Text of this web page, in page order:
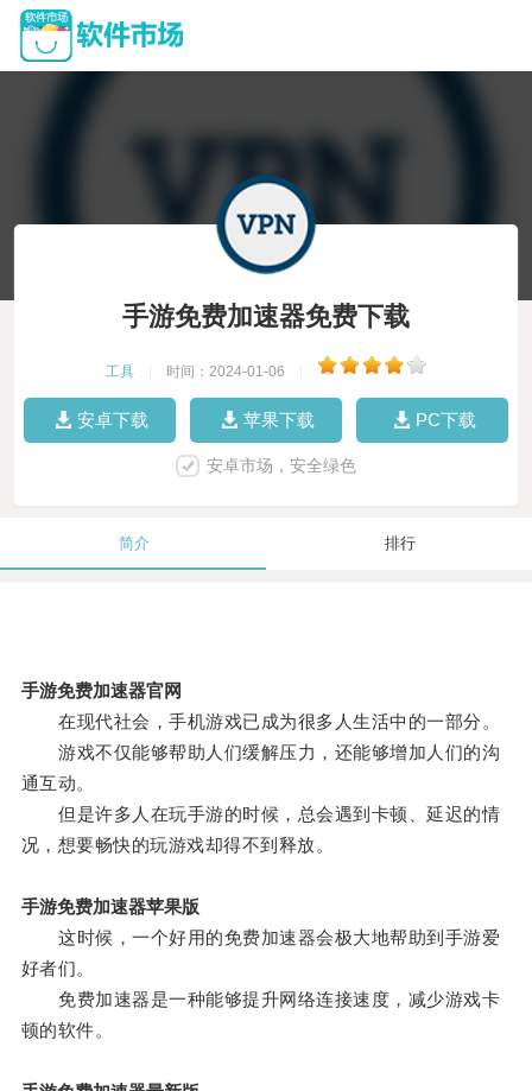
手游免费加速器免费下载
工具 时间：2024-01-06
安卓下载 苹果下载 PC下载
安卓市场，安全绿色
简介 排行
手游免费加速器官网
在现代社会，手机游戏已成为很多人生活中的一部分。
游戏不仅能够帮助人们缓解压力，还能够增加人们的沟
通互动。
但是许多人在玩手游的时候，总会遇到卡顿、延迟的情
况，想要畅快的玩游戏却得不到释放。
手游免费加速器苹果版
这时候，一个好用的免费加速器会极大地帮助到手游爱
好者们。
免费加速器是一种能够提升网络连接速度，减少游戏卡
顿的软件。